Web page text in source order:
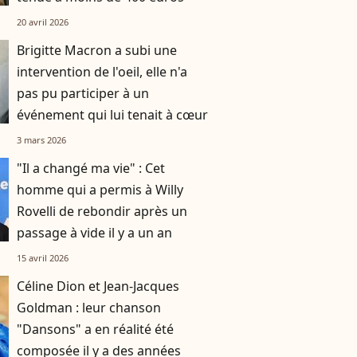
20 avril 2026
Brigitte Macron a subi une
intervention de l'oeil, elle n'a
pas pu participer à un
événement qui lui tenait à cœur
3 mars 2026
"Il a changé ma vie" : Cet
homme qui a permis à Willy
Rovelli de rebondir après un
passage à vide il y a un an
15 avril 2026
Céline Dion et Jean-Jacques
Goldman : leur chanson
"Dansons" a en réalité été
composée il y a des années